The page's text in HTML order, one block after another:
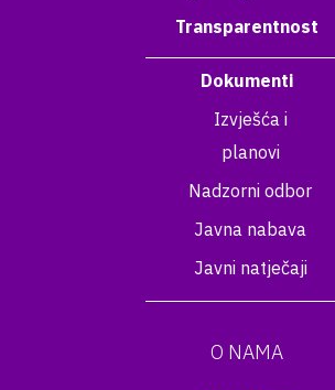
Transparentnost
Dokumenti
Izvješća i
planovi
Nadzorni odbor
Javna nabava
Javni natječaji
O NAMA